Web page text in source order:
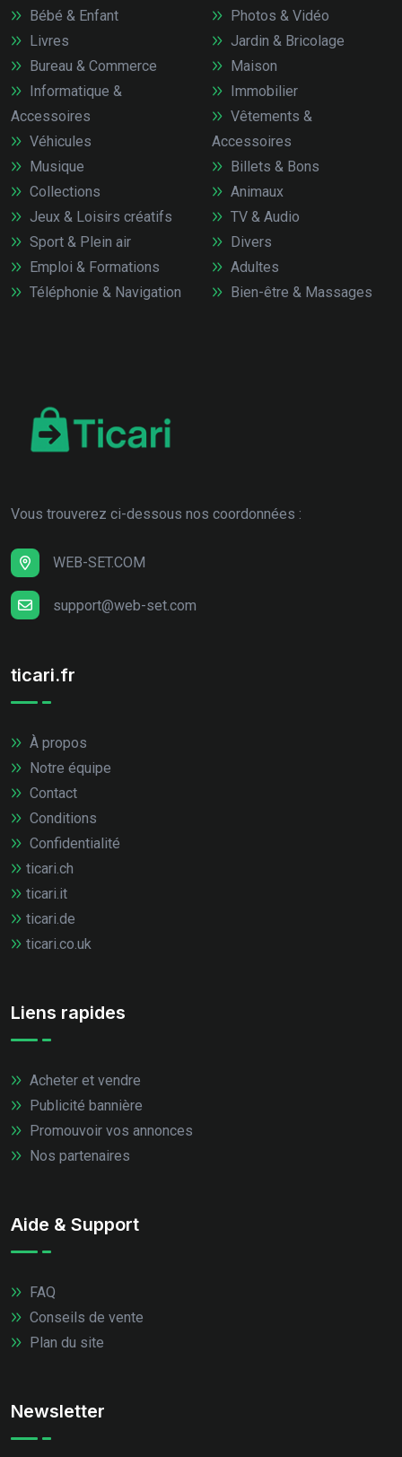
Bébé & Enfant
Livres
Bureau & Commerce
Informatique &
Accessoires
Véhicules
Photos & Vidéo
Jardin & Bricolage
Maison
Immobilier
Vêtements &
Accessoires
Musique
Collections
Jeux & Loisirs créatifs
Sport & Plein air
Emploi & Formations
Téléphonie & Navigation
Billets & Bons
Animaux
TV & Audio
Divers
Adultes
Bien-être & Massages
Vous trouverez ci-dessous nos coordonnées :
WEB-SET.COM
support@web-set.com
ticari.fr
À propos
Notre équipe
Contact
Conditions
Confidentialité
ticari.ch
ticari.it
ticari.de
ticari.co.uk
Liens rapides
Acheter et vendre
Publicité bannière
Promouvoir vos annonces
Nos partenaires
Aide & Support
FAQ
Conseils de vente
Plan du site
Newsletter